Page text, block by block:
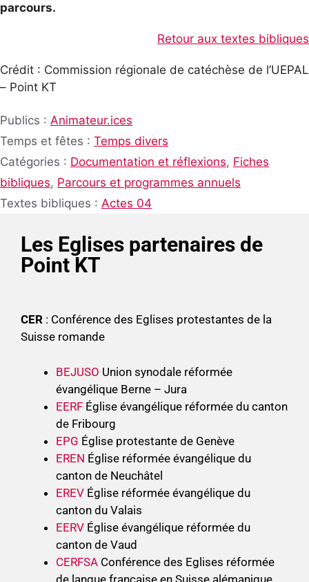
parcours.
Retour aux textes bibliques
Crédit : Commission régionale de catéchèse de l’UEPAL
– Point KT
Publics : Animateur.ices
Temps et fêtes : Temps divers
Catégories : Documentation et réflexions, Fiches
bibliques, Parcours et programmes annuels
Textes bibliques : Actes 04
Les Eglises partenaires de
Point KT
CER : Conférence des Eglises protestantes de la
Suisse romande
BEJUSO Union synodale réformée
évangélique Berne – Jura
EERF Église évangélique réformée du canton
de Fribourg
EPG Église protestante de Genève
EREN Église réformée évangélique du
canton de Neuchâtel
EREV Église réformée évangélique du
canton du Valais
EERV Église évangélique réformée du
canton de Vaud
CERFSA Conférence des Eglises réformée
de langue française en Suisse alémanique